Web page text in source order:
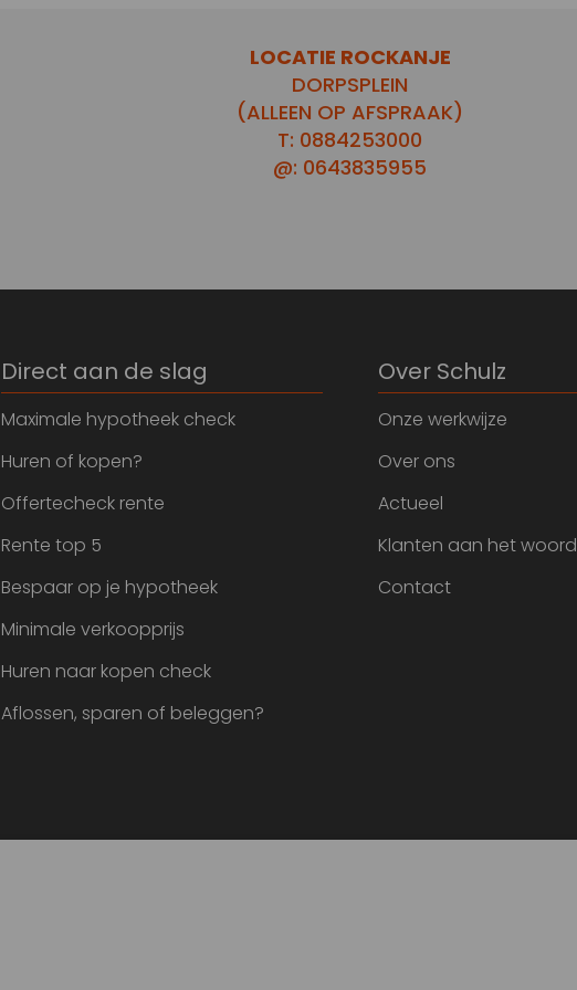
LOCATIE ROCKANJE
DORPSPLEIN
(ALLEEN OP AFSPRAAK)
T: 0884253000
@: 0643835955
Direct aan de slag
Maximale hypotheek check
Huren of kopen?
Offertecheck rente
Rente top 5
Bespaar op je hypotheek
Minimale verkoopprijs
Huren naar kopen check
Aflossen, sparen of beleggen?
Over Schulz
Onze werkwijze
Over ons
Actueel
Klanten aan het woord
Contact